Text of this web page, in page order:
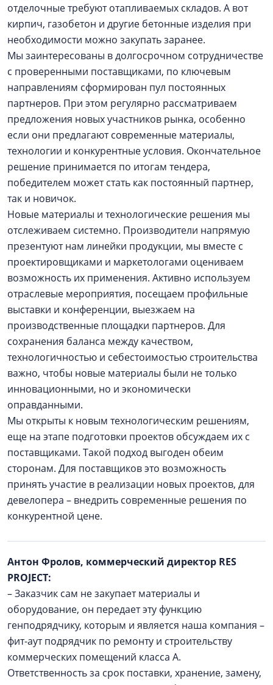
отделочные требуют отапливаемых складов. А вот
кирпич, газобетон и другие бетонные изделия при
необходимости можно закупать заранее.
Мы заинтересованы в долгосрочном сотрудничестве
с проверенными поставщиками, по ключевым
направлениям сформирован пул постоянных
партнеров. При этом регулярно рассматриваем
предложения новых участников рынка, особенно
если они предлагают современные материалы,
технологии и конкурентные условия. Окончательное
решение принимается по итогам тендера,
победителем может стать как постоянный партнер,
так и новичок.
Новые материалы и технологические решения мы
отслеживаем системно. Производители напрямую
презентуют нам линейки продукции, мы вместе с
проектировщиками и маркетологами оцениваем
возможность их применения. Активно используем
отраслевые мероприятия, посещаем профильные
выставки и конференции, выезжаем на
производственные площадки партнеров. Для
сохранения баланса между качеством,
технологичностью и себестоимостью строительства
важно, чтобы новые материалы были не только
инновационными, но и экономически
оправданными.
Мы открыты к новым технологическим решениям,
еще на этапе подготовки проектов обсуждаем их с
поставщиками. Такой подход выгоден обеим
сторонам. Для поставщиков это возможность
принять участие в реализации новых проектов, для
девелопера – внедрить современные решения по
конкурентной цене.
Антон Фролов, коммерческий директор RES
PROJECT:
– Заказчик сам не закупает материалы и
оборудование, он передает эту функцию
генподрядчику, которым и является наша компания –
фит-аут подрядчик по ремонту и строительству
коммерческих помещений класса А.
Ответственность за срок поставки, хранение, замену,